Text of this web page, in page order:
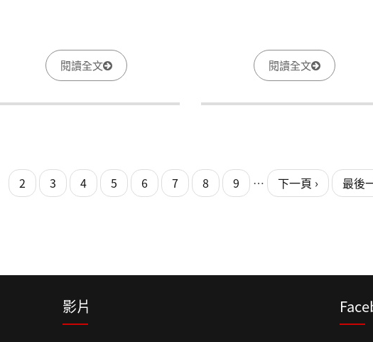
閱讀全文 閱讀全文
2 3 4 5 6 7 8 9 … 下一頁 › 最後
影片